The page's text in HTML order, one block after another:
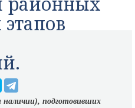
наличии), подготовивших